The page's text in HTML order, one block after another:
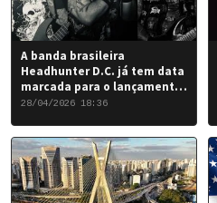
A banda brasileira
Headhunter D.C. já tem data
marcada para o lançamento
do seu novo álbum “Rise of
28/04/2026 18:36